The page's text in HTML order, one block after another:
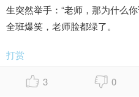
生突然举手：“老师，那为什么
全班爆笑，老师脸都绿了。
打赏
3 0